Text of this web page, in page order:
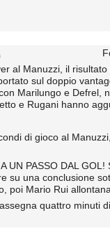
al Manuzzi, il
sul doppio
Marilungo e Defrel,
e Rugani hanno
di gioco al
UN PASSO DAL GOL!
su una conclusione
poi Mario Rui
quattro minuti